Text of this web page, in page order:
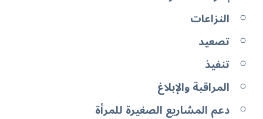
النزاعات
تصعيد
تنفيذ
المراقبة والإبلاغ
دعم المشاريع الصغيرة للمرأة